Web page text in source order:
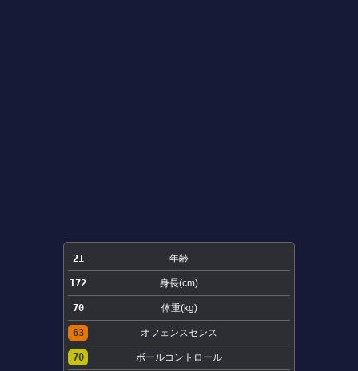
21 年齢
172 身長(cm)
70 体重(kg)
63 オフェンスセンス
70 ボールコントロール